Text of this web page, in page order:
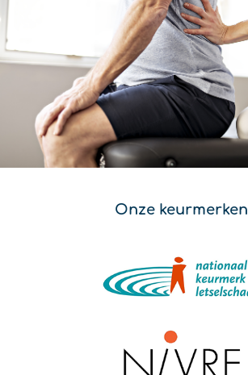
Onze keurmerken